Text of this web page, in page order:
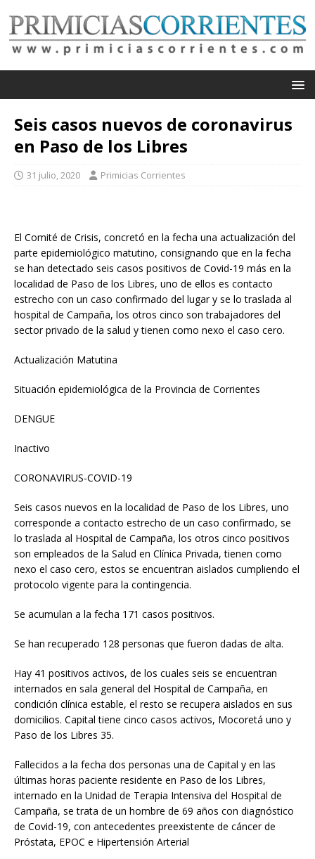
Seis casos nuevos de coronavirus
en Paso de los Libres
31 julio, 2020 Primicias Corrientes
El Comité de Crisis, concretó en la fecha una actualización del
parte epidemiológico matutino, consignando que en la fecha
se han detectado seis casos positivos de Covid-19 más en la
localidad de Paso de los Libres, uno de ellos es contacto
estrecho con un caso confirmado del lugar y se lo traslada al
hospital de Campaña, los otros cinco son trabajadores del
sector privado de la salud y tienen como nexo el caso cero.
Actualización Matutina
Situación epidemiológica de la Provincia de Corrientes
DENGUE
Inactivo
CORONAVIRUS-COVID-19
Seis casos nuevos en la localidad de Paso de los Libres, uno
corresponde a contacto estrecho de un caso confirmado, se
lo traslada al Hospital de Campaña, los otros cinco positivos
son empleados de la Salud en Clínica Privada, tienen como
nexo el caso cero, estos se encuentran aislados cumpliendo el
protocolo vigente para la contingencia.
Se acumulan a la fecha 171 casos positivos.
Se han recuperado 128 personas que fueron dadas de alta.
Hay 41 positivos activos, de los cuales seis se encuentran
internados en sala general del Hospital de Campaña, en
condición clínica estable, el resto se recupera aislados en sus
domicilios. Capital tiene cinco casos activos, Mocoretá uno y
Paso de los Libres 35.
Fallecidos a la fecha dos personas una de Capital y en las
últimas horas paciente residente en Paso de los Libres,
internado en la Unidad de Terapia Intensiva del Hospital de
Campaña, se trata de un hombre de 69 años con diagnóstico
de Covid-19, con antecedentes preexistente de cáncer de
Próstata, EPOC e Hipertensión Arterial